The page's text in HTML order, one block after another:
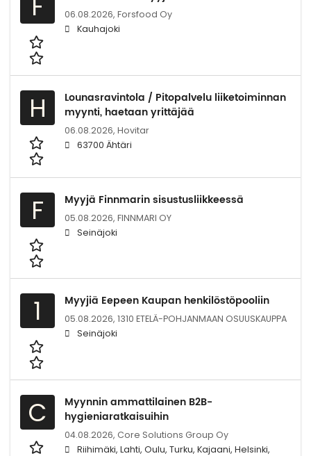
06.08.2026, Forsfood Oy
Kauhajoki
H
Lounasravintola / Pitopalvelu liiketoiminnan
myynti, haetaan yrittäjää
06.08.2026, Hovitar
63700 Ähtäri
F Myyjä Finnmarin sisustusliikkeessä
05.08.2026, FINNMARI OY
Seinäjoki
1 Myyjiä Eepeen Kaupan henkilöstöpooliin
05.08.2026, 1310 ETELÄ-POHJANMAAN OSUUSKAUPPA
Seinäjoki
C
Myynnin ammattilainen B2B-
hygieniaratkaisuihin
04.08.2026, Core Solutions Group Oy
Riihimäki, Lahti, Oulu, Turku, Kajaani, Helsinki,